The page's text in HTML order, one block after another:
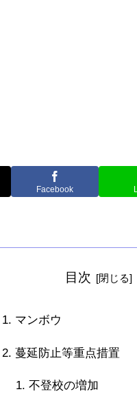
Facebook
目次
マンボウ
蔓延防止等重点措置
不登校の増加